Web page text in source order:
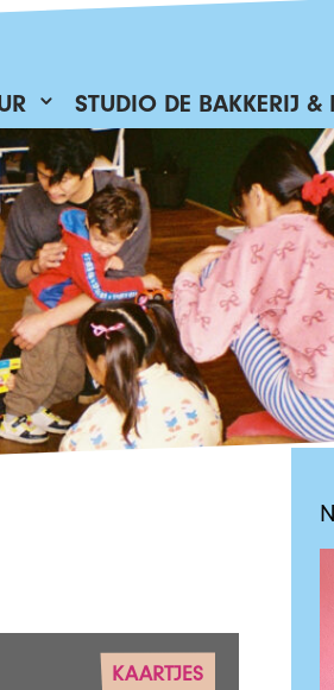
STUDIO DE BAKKERIJ &
KAARTJES